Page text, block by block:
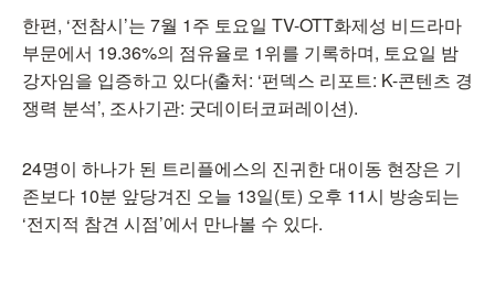
한편, ‘전참시’는 7월 1주 토요일 TV-OTT화제성 비드라마
부문에서 19.36%의 점유율로 1위를 기록하며, 토요일 밤
강자임을 입증하고 있다(출처: ‘펀덱스 리포트: K-콘텐츠 경
쟁력 분석’, 조사기관: 굿데이터코퍼레이션).
24명이 하나가 된 트리플에스의 진귀한 대이동 현장은 기
존보다 10분 앞당겨진 오늘 13일(토) 오후 11시 방송되는
‘전지적 참견 시점’에서 만나볼 수 있다.